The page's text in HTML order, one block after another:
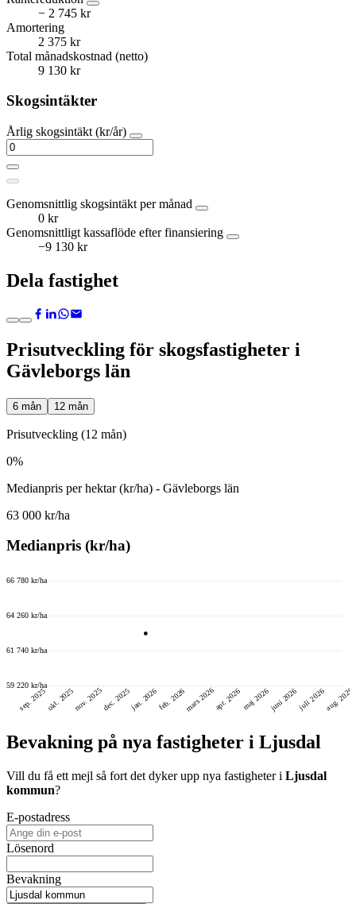
− 2 745 kr
Amortering
2 375 kr
Total månadskostnad (netto)
9 130 kr
Skogsintäkter
Årlig skogsintäkt (kr/år)
Genomsnittlig skogsintäkt per månad
0 kr
Genomsnittligt kassaflöde efter finansiering
−9 130 kr
Dela fastighet
Prisutveckling för skogsfastigheter i
Gävleborgs län
6 mån 12 mån
Prisutveckling (12 mån)
0%
Medianpris per hektar (kr/ha) - Gävleborgs län
63 000 kr/ha
Medianpris (kr/ha)
59 220 kr/ha
61 740 kr/ha
64 260 kr/ha
66 780 kr/ha
sep. 2025okt. 2025nov. 2025dec. 2025jan. 2026feb. 2026mars 2026apr. 2026maj 2026juni 2026juli 2026aug. 2026
Bevakning på nya fastigheter i Ljusdal
Vill du få ett mejl så fort det dyker upp nya fastigheter i Ljusdal
kommun?
E-postadress
Lösenord
Bevakning